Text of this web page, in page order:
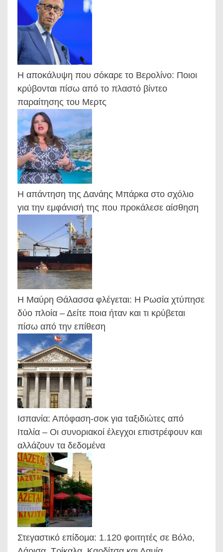
Η αποκάλυψη που σόκαρε το Βερολίνο: Ποιοι
κρύβονται πίσω από το πλαστό βίντεο
παραίτησης του Μερτς
Η απάντηση της Δανάης Μπάρκα στο σχόλιο
για την εμφάνισή της που προκάλεσε αίσθηση
Η Μαύρη Θάλασσα φλέγεται: Η Ρωσία χτύπησε
δύο πλοία – Δείτε ποια ήταν και τι κρύβεται
πίσω από την επίθεση
Ισπανία: Απόφαση-σοκ για ταξιδιώτες από
Ιταλία – Οι συνοριακοί έλεγχοι επιστρέφουν και
αλλάζουν τα δεδομένα
Στεγαστικό επίδομα: 1.120 φοιτητές σε Βόλο,